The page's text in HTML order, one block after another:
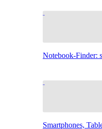
Notebook-Finder:
Smartphones,